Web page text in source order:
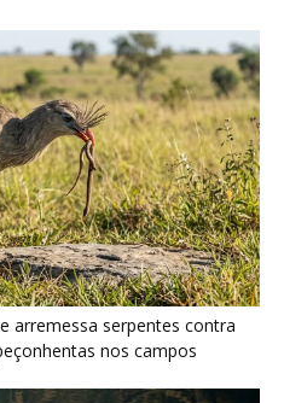
em grupo para
cardumes de peixes